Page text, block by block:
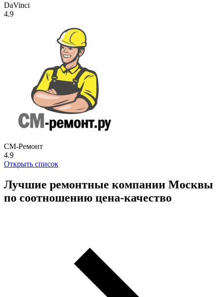
DaVinci
4.9
СМ-Ремонт
4.9
Открыть список
Лучшие ремонтные компании Москвы
по соотношению цена-качество